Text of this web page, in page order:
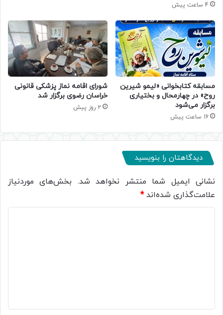
4 ساعت پیش
مسابقه کتابخوانی «لیمو شیرین
روح» در چهارمحال و بختیاری
برگزار می‌شود
16 ساعت پیش
شورای اقامه نماز پزشکی قانونی
خراسان رضوی برگزار شد
2 روز پیش
دیدگاهتان را بنویسید
نشانی ایمیل شما منتشر نخواهد شد. بخش‌های موردنیاز
علامت‌گذاری شده‌اند*